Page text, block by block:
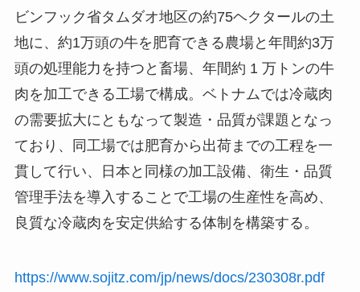
ビンフック省タムダオ地区の約75ヘクタールの土
地に、約1万頭の牛を肥育できる農場と年間約3万
頭の処理能力を持つと畜場、年間約 1 万トンの牛
肉を加工できる工場で構成。ベトナムでは冷蔵肉
の需要拡大にともなって製造・品質が課題となっ
ており、同工場では肥育から出荷までの工程を一
貫して行い、日本と同様の加工設備、衛生・品質
管理手法を導入することで工場の生産性を高め、
良質な冷蔵肉を安定供給する体制を構築する。
https://www.sojitz.com/jp/news/docs/230308r.pdf